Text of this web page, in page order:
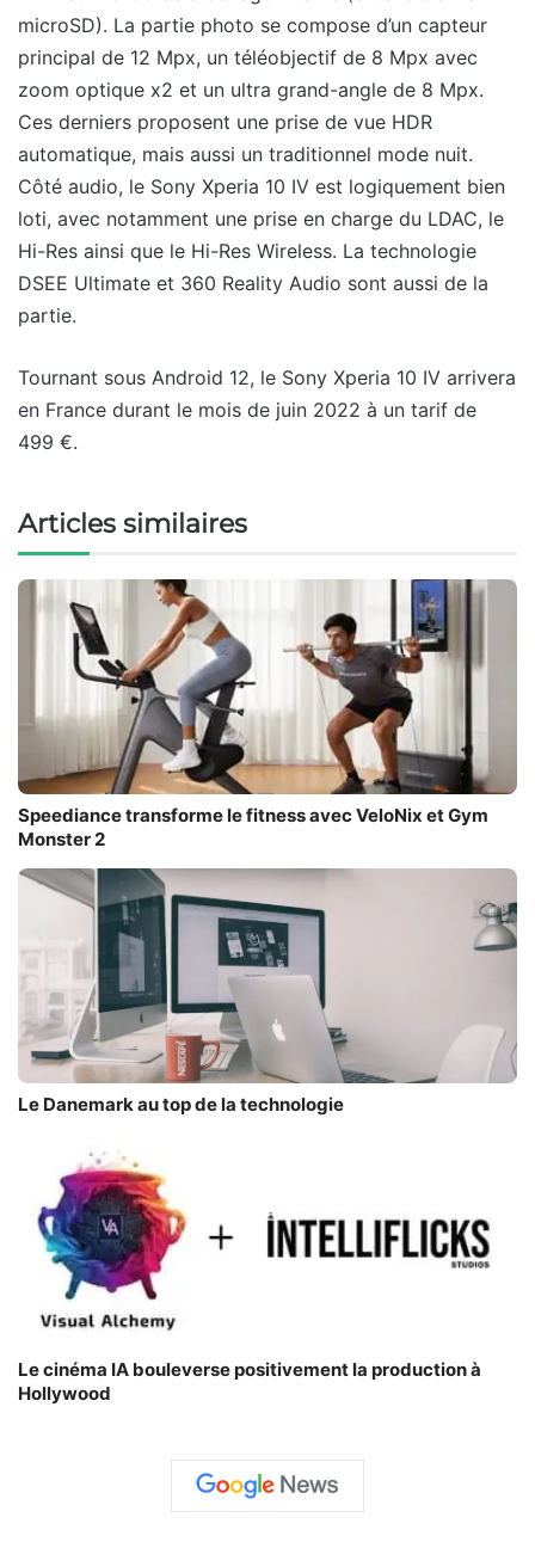
microSD). La partie photo se compose d’un capteur
principal de 12 Mpx, un téléobjectif de 8 Mpx avec
zoom optique x2 et un ultra grand-angle de 8 Mpx.
Ces derniers proposent une prise de vue HDR
automatique, mais aussi un traditionnel mode nuit.
Côté audio, le Sony Xperia 10 IV est logiquement bien
loti, avec notamment une prise en charge du LDAC, le
Hi-Res ainsi que le Hi-Res Wireless. La technologie
DSEE Ultimate et 360 Reality Audio sont aussi de la
partie.
Tournant sous Android 12, le Sony Xperia 10 IV arrivera
en France durant le mois de juin 2022 à un tarif de
499 €.
Articles similaires
Speediance transforme le fitness avec VeloNix et Gym
Monster 2
Le Danemark au top de la technologie
Le cinéma IA bouleverse positivement la production à
Hollywood